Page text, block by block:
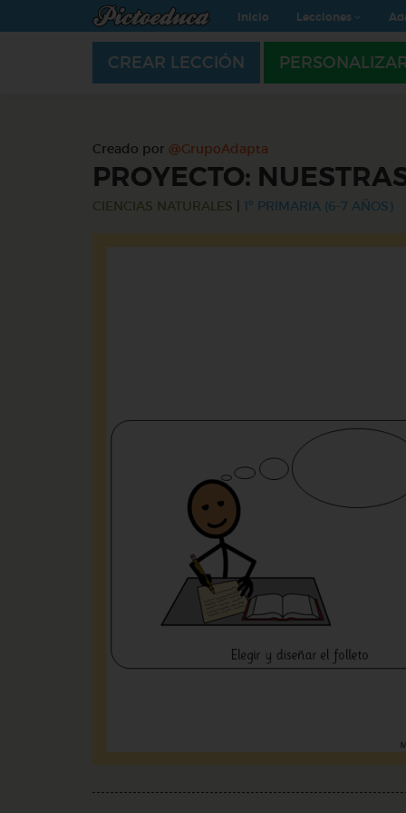
Inicio Lecciones
CREAR LECCIÓN
Creado por @GrupoAdapta
PROYECTO:
CIENCIAS NATURALES 1º PRIMARIA (6-7 AÑOS)